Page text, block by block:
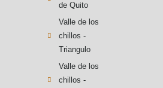
de Quito
Valle de los
chillos -
Triangulo
Valle de los
chillos -